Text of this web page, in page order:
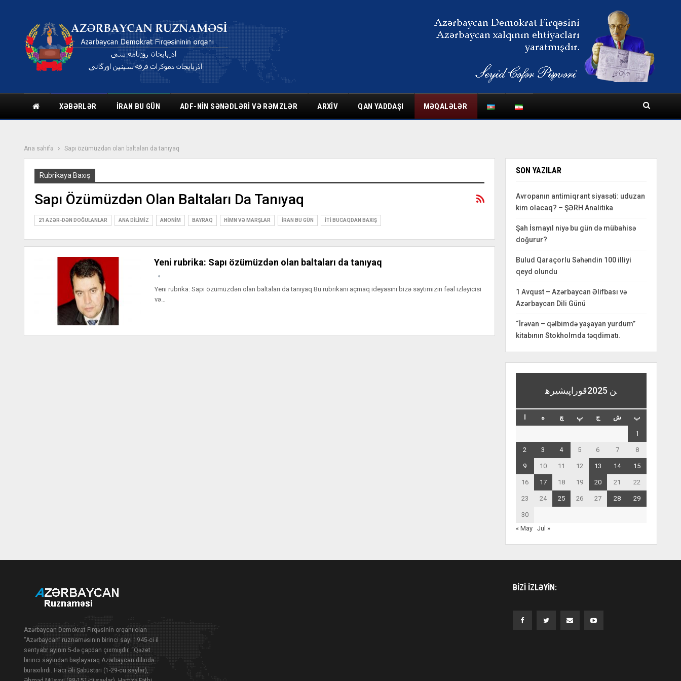
XƏBƏRLƏR İRAN BU GÜN ADF-NIN SƏNƏDLƏRI VƏ RƏMZLƏR ARXIV QAN YADDAŞI MƏQALƏLƏR
Ana səhifə Sapı özümüzdən olan baltaları da tanıyaq
Rubrikaya Baxış
Sapı Özümüzdən Olan Baltaları Da Tanıyaq
21 AZƏR-DƏN DOĞULANLAR ANA DILIMIZ ANONIM BAYRAQ HIMN VƏ MARŞLAR İRAN BU GÜN İTI BUCAQDAN BAXIŞ
Yeni rubrika: Sapı özümüzdən olan baltaları da tanıyaq
Yeni rubrika: Sapı özümüzdən olan baltaları da tanıyaq Bu rubrikanı açmaq ideyasını bizə saytımızın fəal izləyicisi
və…
SON YAZILAR
Avropanın antimiqrant siyasəti: uduzan
kim olacaq? – ŞƏRH Analitika
Şah İsmayıl niyə bu gün də mübahisə
doğurur?
Bulud Qaraçorlu Səhəndin 100 illiyi
qeyd olundu
1 Avqust – Azərbaycan Əlifbası və
Azərbaycan Dili Günü
“İrəvan – qəlbimdə yaşayan yurdum”
kitabının Stokholmda təqdimatı.
قوراپيشيره‎ن 2025
ه چ پ ج ش ب
1
2 3 4 5 6 7 8
9 10 11 12 13 14 15
16 17 18 19 20 21 22
23 24 25 26 27 28 29
30
« May
Jul »
Azərbaycan Demokrat Firqəsinin orqanı olan
“Azərbaycan” ruznaməsinin birinci sayı 1945-ci il
sentyabr ayının 5-də çapdan çıxmışdır. “Qəzet
birinci sayından başlayaraq Azərbaycan dilində
buraxılırdı. Hacı Əli Şəbüstəri (1-29-cu saylar),
BIZI IZLƏYIN: